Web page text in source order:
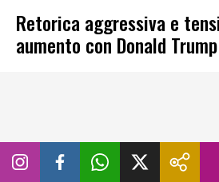
Retorica aggressiva e
aumento con Donald Trump